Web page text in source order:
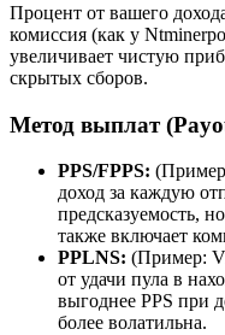
Процент от вашего
комиссия (как у
увеличивает чистую
скрытых сборов.
Метод выплат
PPS/FPPS:
доход за каждую
предсказуемость,
также включает
PPLNS: (Пример:
от удачи пула в
выгоднее PPS при
более волатильна.